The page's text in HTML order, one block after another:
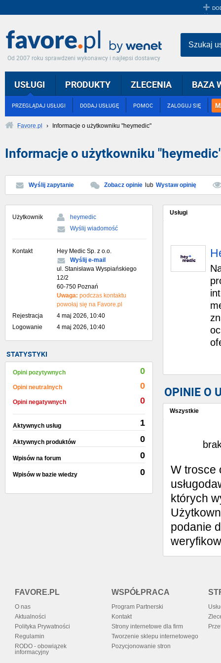
Od 2007 roku sprawdzeni wykonawcy i najlepsi dostawcy
USŁUGI
PRZEGLĄDAJ USŁUGI DODAJ USŁUGĘ POMOC ZALOGUJ SIĘ
PRODUKTY ZLECENIA BAZA
Szukaj
Favore.pl › Informacje o użytkowniku "heymedic"
Informacje o użytkowniku
Wyślij zapytanie Zobacz opinie lub Wystaw opinię
Użytkownik
heymedic
Wyślij wiadomość
Kontakt
Hey Medic Sp. z o.o.
Wyślij e-mail
ul. Stanisława Wyspiańskiego
12/2
60-750 Poznań
Uwaga: podczas kontaktu
powołaj się na Favore.pl
Rejestracja
4 maj 2026, 10:40
Logowanie
4 maj 2026, 10:40
STATYSTYKI
Opini pozytywnych 0
Opini neutralnych 0
Opini negatywnych 0
Aktywnych usług 1
Aktywnych produktów 0
Wpisów na forum 0
Wpisów w bazie wiedzy 0
Usługi
OPINIE O
Wszystkie
W trosce
których
podanie
FAVORE.PL
O nas
Aktualności
Polityka Prywatności
Regulamin
RODO - obowiązek
informacyjny
WSPÓŁPRACA
Program Partnerski
Kontakt
Strony internetowe dla firm
Tworzenie sklepu internetowego
Pozycjonowanie stron